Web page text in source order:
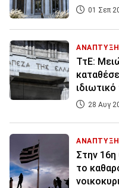
01 Σεπ
ΑΝΑΠΤΥΞΗ
ΤτΕ:
28 Αυγ
ΑΝΑΠΤΥΞΗ
Στην
το